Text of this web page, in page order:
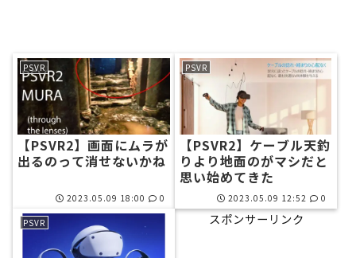
PSVR
【PSVR2】画面にムラが
出るのって消せないかね
2023.05.09 18:00 0
PSVR
【PSVR2】ケーブル天釣
りより地面のがマシだと
思い始めてきた
2023.05.09 12:52 0
PSVR スポンサーリンク